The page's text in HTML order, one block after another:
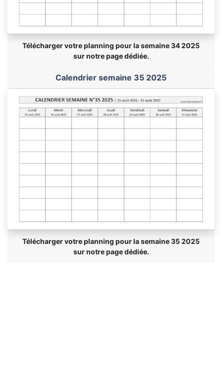
Télécharger votre planning pour la semaine 34 2025
sur notre page dédiée.
Calendrier semaine 35 2025
Télécharger votre planning pour la semaine 35 2025
sur notre page dédiée.